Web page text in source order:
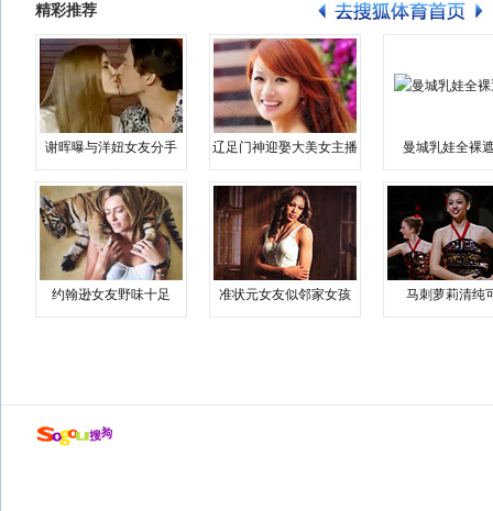
精彩推荐
谢晖曝与洋妞女友分手 辽足门神迎娶大美女主播 曼城乳娃全裸
约翰逊女友野味十足 准状元女友似邻家女孩 马刺萝莉清纯